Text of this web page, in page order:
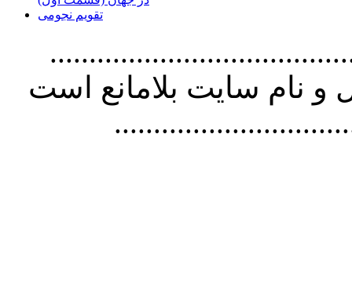
تقویم نجومی
استفاده از
نام سايت بلامانع است